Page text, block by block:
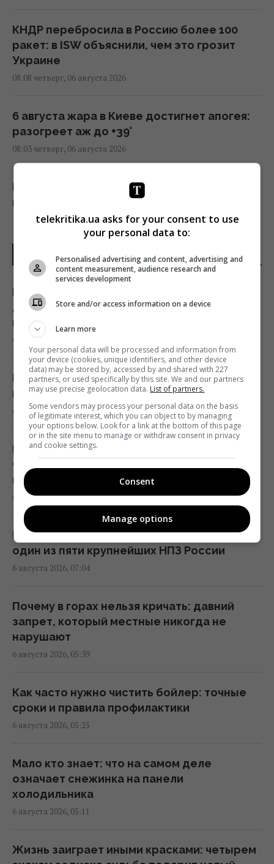
КНДР перебросила в Россию более 100
ракет: в ISW объяснили, чем это грозит
Украине
08:08 четверг, 06 августа 2026
6 августа жара в Киеве достигнет апогея:
разогреет аж до +39°
08:03 четверг, 06 августа 2026
Не только вкусно: 9 видов чая, которые
помогут бороться с лишним весом
07:57 четверг, 06 августа 2026
Зеленский обвинил партнеров в
"ужасающих жертвах" после удара по
Киеву, - WP
07:37 четверг, 06 августа 2026
Поздравления с Преображением
Господним: трогательные пожелания и
открытки
07:30 четверг, 06 августа 2026
Сегодня - Яблочный Спас: как правильно
поздравлять родных и близких
07:30 четверг, 06 августа 2026
Что за праздник Преображение Господне:
украинские традиции и 5 строгих запертов
07:30 четверг, 06 августа 2026
В Ярославле после атаки дронов горит
(видео)
07:26 четверг, 06 августа 2026
Гороскоп на 6 августа по картам Таро:
07:20 четверг, 06 августа 2026
Гороскоп на 6 августа: Стрельцам -
перенапряжение
07:10 четверг, 06 августа 2026
Магнитные бури 6-8 августа: когда ждать
07:10 четверг, 06 августа 2026
ПОСЛЕДНИЕ НОВОСТИ
Россияне одержимы попытками
деморализовать тыл: Богданов призвал не
паниковать
6 августа 2026, 08:39
РФ существенно усилит ракетные удары
по Украине: в ISW оценили угрозу
6 августа 2026, 08:08
Восемь КАБов за 8 минут: РФ ударила по
Сумам, повреждены дома и ТЦ,
пострадали люди
6 августа 2026, 07:42
После атаки дронов в Ярославле горит
один из пяти крупнейших НПЗ России
6 августа 2026, 07:04
Почему в горах нельзя кричать: давний
запрет, который местные никогда не
нарушают
6 августа 2026, 05:39
Как часто нужно чистить бойлер: точные
сроки и правила профилактики
6 августа 2026, 05:25
Мало кто знает: что на самом деле
означает снежинка на панели
холодильника
6 августа 2026, 05:11
Жизнь заиграет иными красками: четырем
telekritika.ua asks for your consent to use
your personal data to:
Personalised advertising and content, advertising and
content measurement, audience research and
services development
Store and/or access information on a device
Learn more
Your personal data will be processed and information from
your device (cookies, unique identifiers, and other device
data) may be stored by, accessed by and shared with 227
partners, or used specifically by this site. We and our partners
may use precise geolocation data. List of partners.
Some vendors may process your personal data on the basis
of legitimate interest, which you can object to by managing
your options below. Look for a link at the bottom of this page
or in the site menu to manage or withdraw consent in privacy
and cookie settings.
Consent
Manage options